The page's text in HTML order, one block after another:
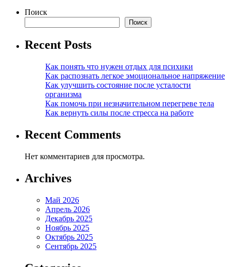
Поиск
Поиск
Recent Posts
Как понять что нужен отдых для психики
Как распознать легкое эмоциональное напряжение
Как улучшить состояние после усталости
организма
Как помочь при незначительном перегреве тела
Как вернуть силы после стресса на работе
Recent Comments
Нет комментариев для просмотра.
Archives
Май 2026
Апрель 2026
Декабрь 2025
Ноябрь 2025
Октябрь 2025
Сентябрь 2025